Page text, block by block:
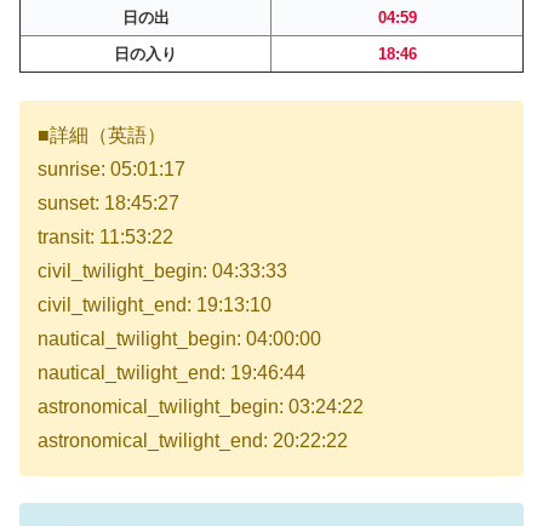
日の出
04:59
日の入り
18:46
■詳細（英語）
sunrise: 05:01:17
sunset: 18:45:27
transit: 11:53:22
civil_twilight_begin: 04:33:33
civil_twilight_end: 19:13:10
nautical_twilight_begin: 04:00:00
nautical_twilight_end: 19:46:44
astronomical_twilight_begin: 03:24:22
astronomical_twilight_end: 20:22:22